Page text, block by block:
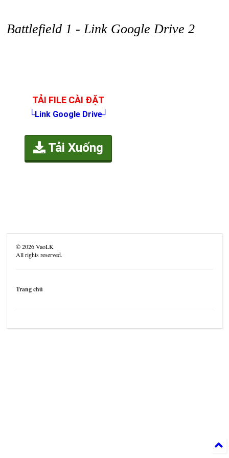
Battlefield 1 - Link Google Drive 2
TẢI FILE CÀI ĐẶT
└Link Google Drive┘
Tải Xuống
©2026VaoLK
All rights reserved.
Trang chủ